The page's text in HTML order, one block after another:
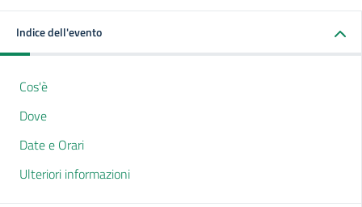
Indice dell'evento
Cos'è
Dove
Date e Orari
Ulteriori informazioni